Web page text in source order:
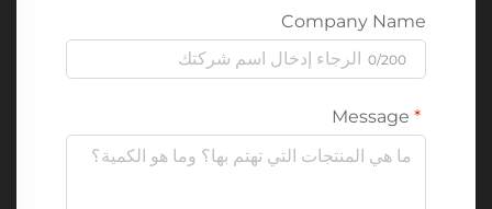
Company Name
0/200